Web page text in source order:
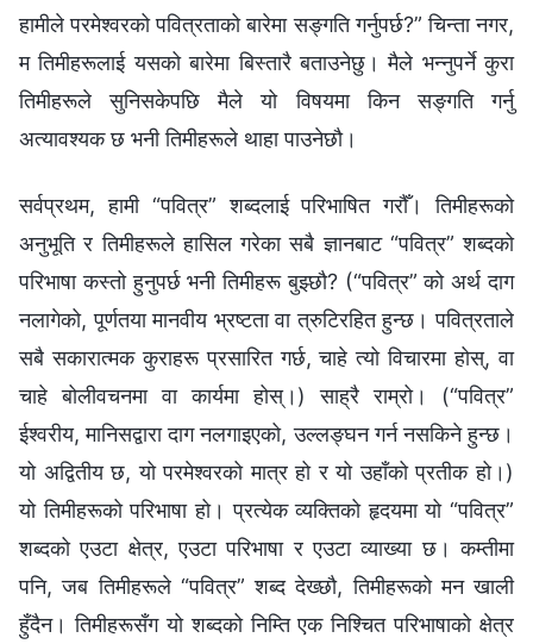
हामीले परमेश्‍वरको पवित्रताको बारेमा सङ्‍गति गर्नुपर्छ?” चिन्ता नगर,
म तिमीहरूलाई यसको बारेमा बिस्तारै बताउनेछु। मैले भन्‍नुपर्ने कुरा
तिमीहरूले सुनिसकेपछि मैले यो विषयमा किन सङ्‍गति गर्नु
अत्यावश्यक छ भनी तिमीहरूले थाहा पाउनेछौ।
सर्वप्रथम, हामी “पवित्र” शब्दलाई परिभाषित गरौँ। तिमीहरूको
अनुभूति र तिमीहरूले हासिल गरेका सबै ज्ञानबाट “पवित्र” शब्दको
परिभाषा कस्तो हुनुपर्छ भनी तिमीहरू बुझ्छौ? (“पवित्र” को अर्थ दाग
नलागेको, पूर्णतया मानवीय भ्रष्‍टता वा त्रुटिरहित हुन्छ। पवित्रताले
सबै सकारात्मक कुराहरू प्रसारित गर्छ, चाहे त्यो विचारमा होस्, वा
चाहे बोलीवचनमा वा कार्यमा होस्।) साह्रै राम्रो। (“पवित्र”
ईश्‍वरीय, मानिसद्वारा दाग नलगाइएको, उल्‍लङ्घन गर्न नसकिने हुन्छ।
यो अद्वितीय छ, यो परमेश्‍वरको मात्र हो र यो उहाँको प्रतीक हो।)
यो तिमीहरूको परिभाषा हो। प्रत्येक व्यक्तिको हृदयमा यो “पवित्र”
शब्दको एउटा क्षेत्र, एउटा परिभाषा र एउटा व्याख्या छ। कम्तीमा
पनि, जब तिमीहरूले “पवित्र” शब्द देख्छौ, तिमीहरूको मन खाली
हुँदैन। तिमीहरूसँग यो शब्दको निम्ति एक निश्‍चित परिभाषाको क्षेत्र